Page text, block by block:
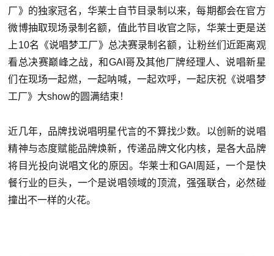
厂》的独家冠名，华莱士自节目录制以来，每期都会在官方
微博抽取现场录制名额，值此节目收官之际，华莱士更是送
上10名《说唱梦工厂》总决赛录制名额，让粉丝们近距离观
看总决赛巅峰之战，和GAI哥及其他厂牌经理人、说唱新星
们在现场一起燃，一起呐喊，一起欢呼，一起庆祝《说唱梦
工厂》大show的圆满结束！
近几年，品牌找说唱明星代言的不算找少数。以创新的说唱
精神与态度赋能品牌焕新，传递品牌文化内核，是各大品牌
将目光投向说唱文化的原因。华莱士和GAI周延，一个是快
餐行业的巨头，一个是说唱领域的顶流，强强联合，必然碰
撞出不一样的火花。